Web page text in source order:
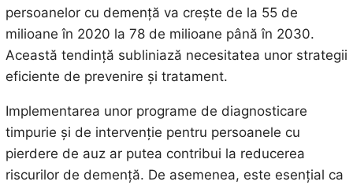
persoanelor cu demență va crește de la 55 de
milioane în 2020 la 78 de milioane până în 2030.
Această tendință subliniază necesitatea unor strategii
eficiente de prevenire și tratament.
Implementarea unor programe de diagnosticare
timpurie și de intervenție pentru persoanele cu
pierdere de auz ar putea contribui la reducerea
riscurilor de demență. De asemenea, este esențial ca